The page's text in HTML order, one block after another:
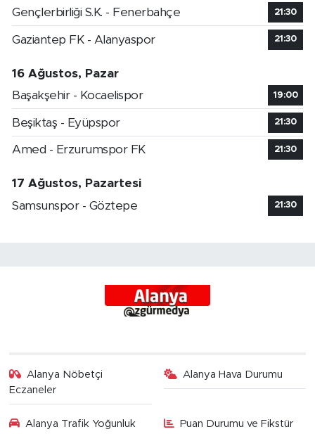
Gençlerbirliği S.K. - Fenerbahçe 21:30
Gaziantep FK - Alanyaspor 21:30
16 Ağustos, Pazar
Başakşehir - Kocaelispor
19:00
Beşiktaş - Eyüpspor 21:30
Amed - Erzurumspor FK 21:30
17 Ağustos, Pazartesi
Samsunspor - Göztepe
21:30
Alanya Nöbetçi
Eczaneler
Alanya Hava Durumu
Alanya Trafik Yoğunluk Puan Durumu ve Fikstür